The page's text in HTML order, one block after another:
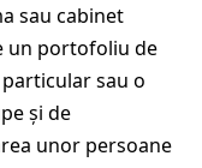
sau cabinet
un portofoliu de
sau o
și de
unor persoane